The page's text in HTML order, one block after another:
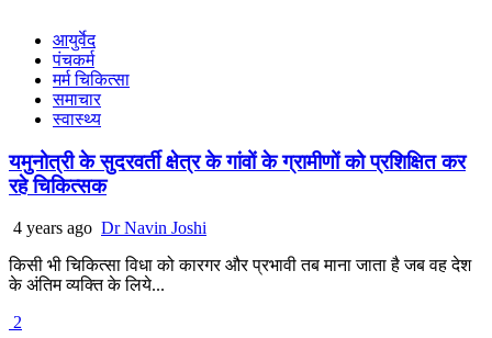
आयुर्वेद
पंचकर्म
मर्म चिकित्सा
समाचार
स्वास्थ्य
यमुनोत्री के सुदरवर्ती क्षेत्र के गांवों के ग्रामीणों को प्रशिक्षित कर
रहे चिकित्सक
4 years ago Dr Navin Joshi
किसी भी चिकित्सा विधा को कारगर और प्रभावी तब माना जाता है जब वह देश
के अंतिम व्यक्ति के लिये...
2